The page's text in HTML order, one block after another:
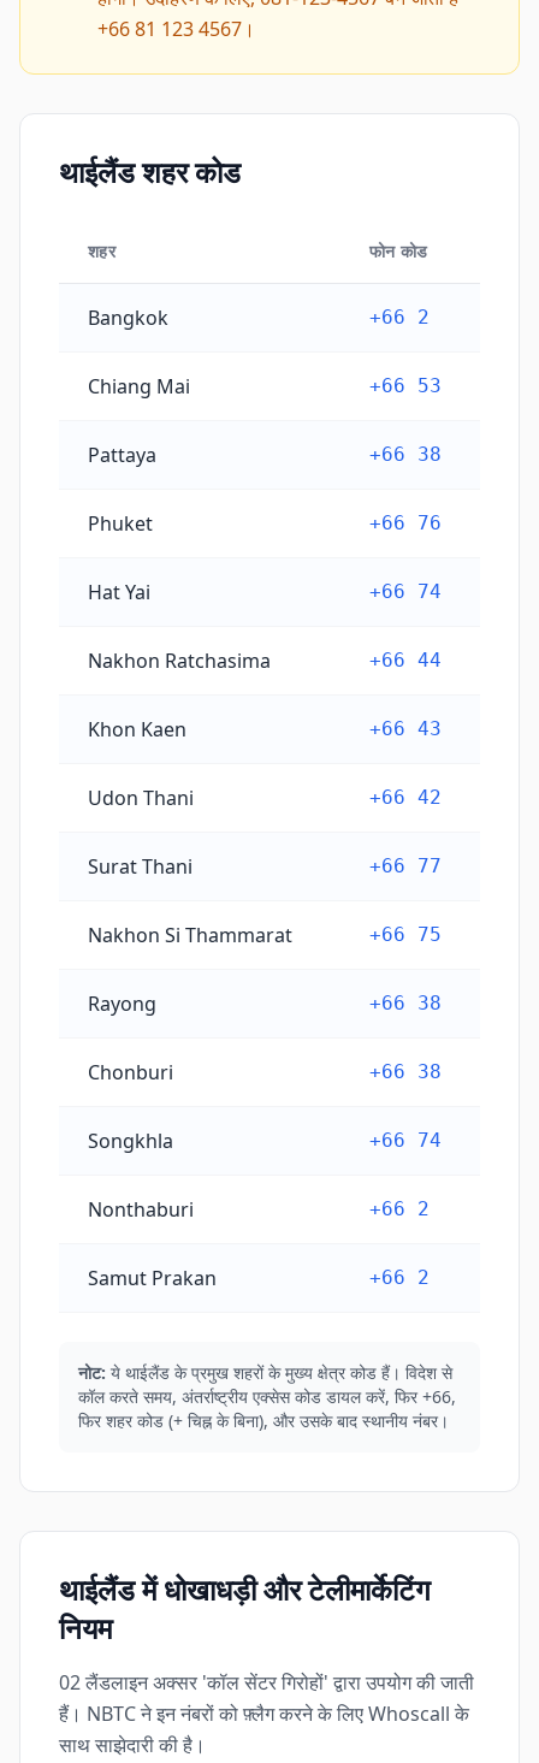
+66 81 123 4567।
थाईलैंड शहर कोड
शहर फोन कोड
Bangkok +66 2
Chiang Mai +66 53
Pattaya +66 38
Phuket +66 76
Hat Yai +66 74
Nakhon Ratchasima +66 44
Khon Kaen +66 43
Udon Thani +66 42
Surat Thani +66 77
Nakhon Si Thammarat +66 75
Rayong +66 38
Chonburi +66 38
Songkhla +66 74
Nonthaburi +66 2
Samut Prakan +66 2
नोट: ये थाईलैंड के प्रमुख शहरों के मुख्य क्षेत्र कोड हैं। विदेश से
कॉल करते समय, अंतर्राष्ट्रीय एक्सेस कोड डायल करें, फिर +66,
फिर शहर कोड (+ चिह्न के बिना), और उसके बाद स्थानीय नंबर।
थाईलैंड में धोखाधड़ी और टेलीमार्केटिंग
नियम
02 लैंडलाइन अक्सर 'कॉल सेंटर गिरोहों' द्वारा उपयोग की जाती
हैं। NBTC ने इन नंबरों को फ़्लैग करने के लिए Whoscall के
साथ साझेदारी की है।